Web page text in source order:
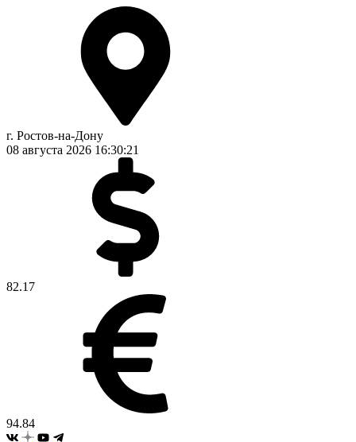
г. Ростов-на-Дону
08 августа 2026 16:30:22
82.17
94.84